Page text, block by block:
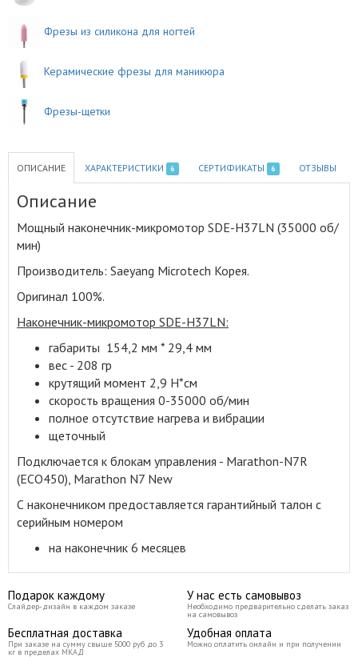
Фрезы из силикона для ногтей
Керамические фрезы для маникюра
Фрезы-щетки
ОПИСАНИЕ ХАРАКТЕРИСТИКИ 6 СЕРТИФИКАТЫ 6 ОТЗЫВЫ
Описание
Мощный наконечник-микромотор SDE-H37LN (35000 об/
мин)
Производитель: Saeyang Microtech Корея.
Оригинал 100%.
Наконечник-микромотор SDE-H37LN:
габариты 154,2 мм * 29,4 мм
вес - 208 гр
крутящий момент 2,9 Н*см
скорость вращения 0-35000 об/мин
полное отсутствие нагрева и вибрации
щеточный
Подключается к блокам управления - Marathon-N7R
(ECO450), Marathon N7 New
С наконечником предоставляется гарантийный талон с
серийным номером
на наконечник 6 месяцев
Подарок каждому
Слайдер-дизайн в каждом заказе
У нас есть самовывоз
Необходимо предварительно сделать заказ
на самовывоз
Бесплатная доставка
При заказе на сумму свыше 5000 руб до 3
кг в пределах МКАД
Удобная оплата
Можно оплатить онлайн и при получении